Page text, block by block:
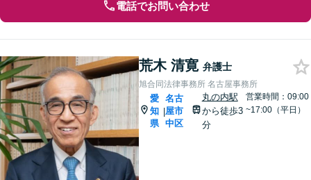
電話でお問い合わせ
荒木 清寛 弁護士
旭合同法律事務所 名古屋事務所
愛
知
県
|
名古
屋市
中区
丸の内駅
から徒歩3
分
営業時間：09:00
~17:00（平日）